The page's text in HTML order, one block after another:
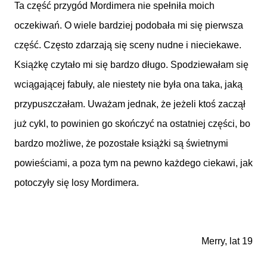
Ta część przygód Mordimera nie spełniła moich
oczekiwań. O wiele bardziej podobała mi się pierwsza
część. Często zdarzają się sceny nudne i nieciekawe.
Książkę czytało mi się bardzo długo. Spodziewałam się
wciągającej fabuły, ale niestety nie była ona taka, jaką
przypuszczałam. Uważam jednak, że jeżeli ktoś zaczął
już cykl, to powinien go skończyć na ostatniej części, bo
bardzo możliwe, że pozostałe książki są świetnymi
powieściami, a poza tym na pewno każdego ciekawi, jak
potoczyły się losy Mordimera.
Merry, lat 19